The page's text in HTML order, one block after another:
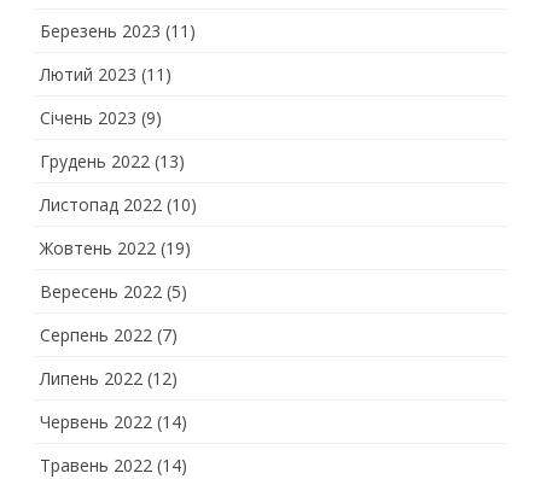
Березень 2023 (11)
Лютий 2023 (11)
Січень 2023 (9)
Грудень 2022 (13)
Листопад 2022 (10)
Жовтень 2022 (19)
Вересень 2022 (5)
Серпень 2022 (7)
Липень 2022 (12)
Червень 2022 (14)
Травень 2022 (14)